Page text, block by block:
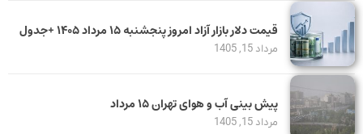
قیمت دلار بازار آزاد امروز پنجشنبه ۱۵ مرداد ۱۴۰۵ +جدول
مرداد 15, 1405
پیش بینی آب و هوای تهران ۱۵ مرداد
مرداد 15, 1405